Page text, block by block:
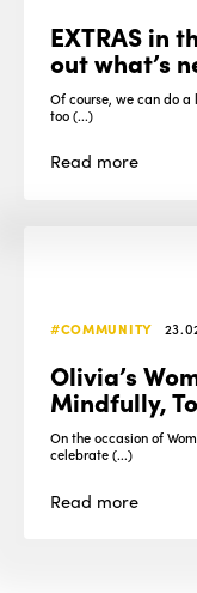
EXTRAS in
out what’s
Of course, we can do
too (...)
Read more
#COMMUNITY
Olivia’s
Mindfully,
On the occasion of
celebrate (...)
Read more